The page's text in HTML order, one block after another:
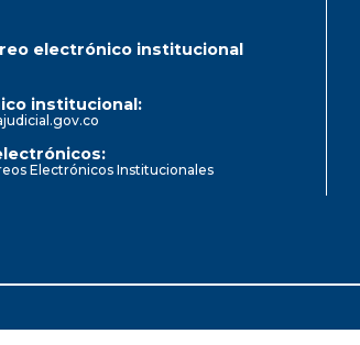
electrónico institucional
institucional:
Electrónicos Institucionales